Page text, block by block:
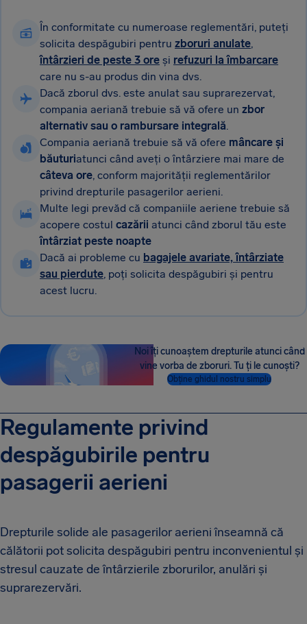
În conformitate cu numeroase reglementări, puteți
solicita despăgubiri pentru zboruri anulate,
întârzieri de peste 3 ore și refuzuri la îmbarcare
care nu s-au produs din vina dvs.
Dacă zborul dvs. este anulat sau suprarezervat,
compania aeriană trebuie să vă ofere un zbor
alternativ sau o rambursare integrală.
Compania aeriană trebuie să vă ofere mâncare și
băuturiatunci când aveți o întârziere mai mare de
câteva ore, conform majorității reglementărilor
privind drepturile pasagerilor aerieni.
Multe legi prevăd că companiile aeriene trebuie să
acopere costul cazării atunci când zborul tău este
întârziat peste noapte
Dacă ai probleme cu bagajele avariate, întârziate
sau pierdute, poți solicita despăgubiri și pentru
acest lucru.
Noi îți cunoaștem drepturile atunci când
vine vorba de zboruri. Tu ți le cunoști?
Obține ghidul nostru simplu
Regulamente privind
despăgubirile pentru
pasagerii aerieni
Drepturile solide ale pasagerilor aerieni înseamnă că
călătorii pot solicita despăgubiri pentru inconvenientul și
stresul cauzate de întârzierile zborurilor, anulări și
suprarezervări.